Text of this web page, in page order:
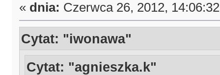
« dnia: Czerwca 26, 2012,
Cytat: "iwonawa"
Cytat: "agnieszka.k"